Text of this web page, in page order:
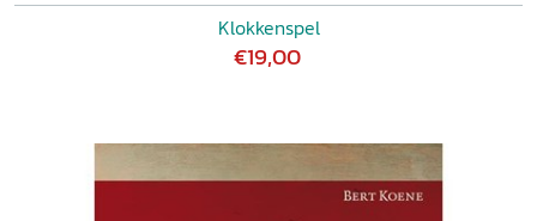
Klokkenspel
€19,00